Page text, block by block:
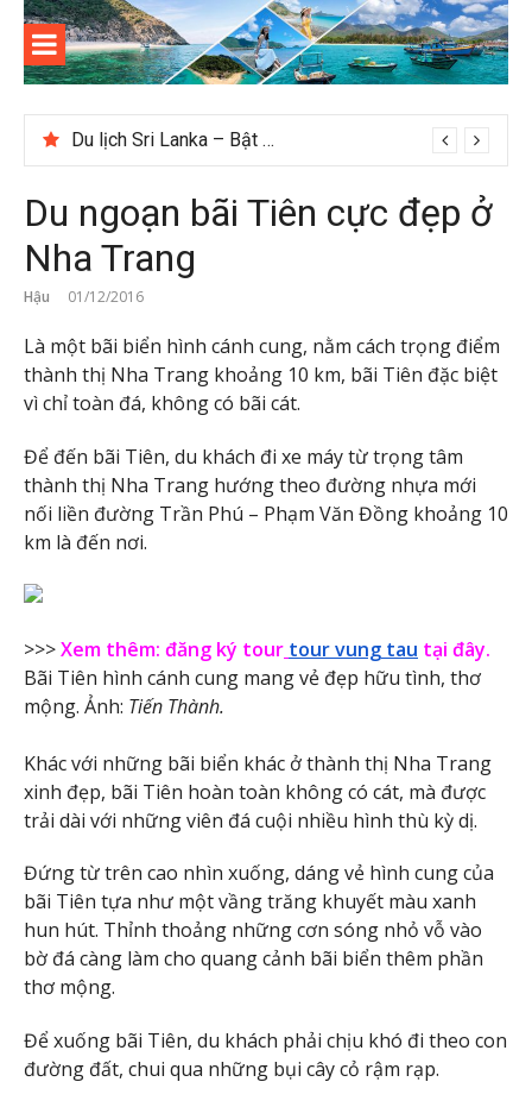
Skip
content
Kinh
nghiệm
du lịch
Côn Đảo
Thông tin và kinh nghiệm khi du lịch Côn Đảo
Du lịch Sri Lanka – Bật mí nên đi mùa nào đẹp
Gợi ý – Tháng 7 Hàn Quốc nên đi đâu, mặc gì đẹp?
Du ngoạn bãi Tiên cực đẹp ở
Nha Trang
Hậu 01/12/2016
Là một bãi biển hình cánh cung, nằm cách trọng điểm
thành thị Nha Trang khoảng 10 km, bãi Tiên đặc biệt
vì chỉ toàn đá, không có bãi cát.
Để đến bãi Tiên, du khách đi xe máy từ trọng tâm
thành thị Nha Trang hướng theo đường nhựa mới
nối liền đường Trần Phú – Phạm Văn Đồng khoảng 10
km là đến nơi.
>>>Xem thêm: đăng ký tour tour vung tau tại đây.
Bãi Tiên hình cánh cung mang vẻ đẹp hữu tình, thơ
mộng. Ảnh: Tiến Thành.
Khác với những bãi biển khác ở thành thị Nha Trang
xinh đẹp, bãi Tiên hoàn toàn không có cát, mà được
trải dài với những viên đá cuội nhiều hình thù kỳ dị.
Đứng từ trên cao nhìn xuống, dáng vẻ hình cung của
bãi Tiên tựa như một vầng trăng khuyết màu xanh
hun hút. Thỉnh thoảng những cơn sóng nhỏ vỗ vào
bờ đá càng làm cho quang cảnh bãi biển thêm phần
thơ mộng.
Để xuống bãi Tiên, du khách phải chịu khó đi theo con
đường đất, chui qua những bụi cây cỏ rậm rạp.